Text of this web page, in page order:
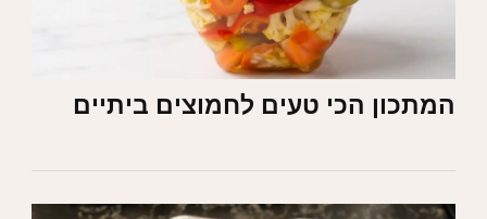
המתכון הכי טעים לחמוצים ביתיים